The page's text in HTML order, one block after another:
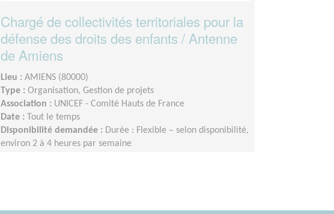
Chargé de collectivités territoriales pour la
défense des droits des enfants / Antenne
de Amiens
Lieu : AMIENS (80000)
Type : Organisation, Gestion de projets
Association : UNICEF - Comité Hauts de France
Date :
Tout le temps
Disponibilité demandée : Durée : Flexible – selon disponibilité,
environ 2 à 4 heures par semaine